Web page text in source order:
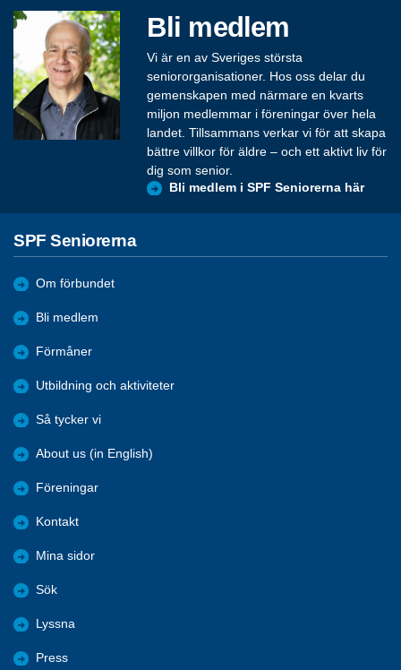
Bli medlem
Vi är en av Sveriges största
seniororganisationer. Hos oss delar du
gemenskapen med närmare en kvarts
miljon medlemmar i föreningar över hela
landet. Tillsammans verkar vi för att skapa
bättre villkor för äldre – och ett aktivt liv för
dig som senior.
Bli medlem i SPF Seniorerna här
SPF Seniorerna
Om förbundet
Bli medlem
Förmåner
Utbildning och aktiviteter
Så tycker vi
About us (in English)
Föreningar
Kontakt
Mina sidor
Sök
Lyssna
Press